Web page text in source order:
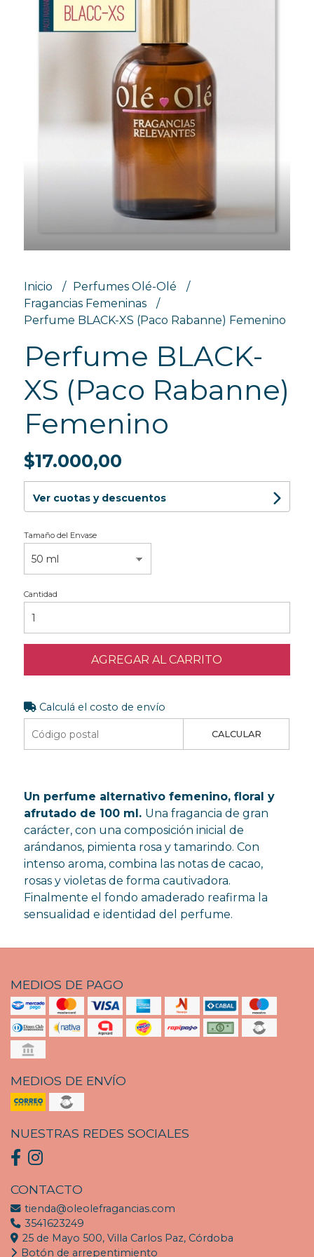
Inicio
Perfumes Olé-Olé
Fragancias Femeninas
Perfume BLACK-XS (Paco Rabanne) Femenino
Perfume BLACK-
XS (Paco Rabanne)
Femenino
$17.000,00
Ver cuotas y descuentos
Tamaño del Envase
Cantidad
AGREGAR AL CARRITO
Calculá el costo de envío
CALCULAR
Un perfume alternativo femenino, floral y
afrutado de 100 ml. Una fragancia de gran
carácter, con una composición inicial de
arándanos, pimienta rosa y tamarindo. Con
intenso aroma, combina las notas de cacao,
rosas y violetas de forma cautivadora.
Finalmente el fondo amaderado reafirma la
sensualidad e identidad del perfume.
MEDIOS DE PAGO
MEDIOS DE ENVÍO
NUESTRAS REDES SOCIALES
CONTACTO
tienda@oleolefragancias.com
3541623249
25 de Mayo 500, Villa Carlos Paz, Córdoba
Botón de arrepentimiento